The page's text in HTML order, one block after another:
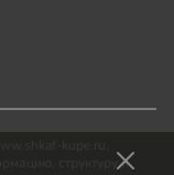
структуру и